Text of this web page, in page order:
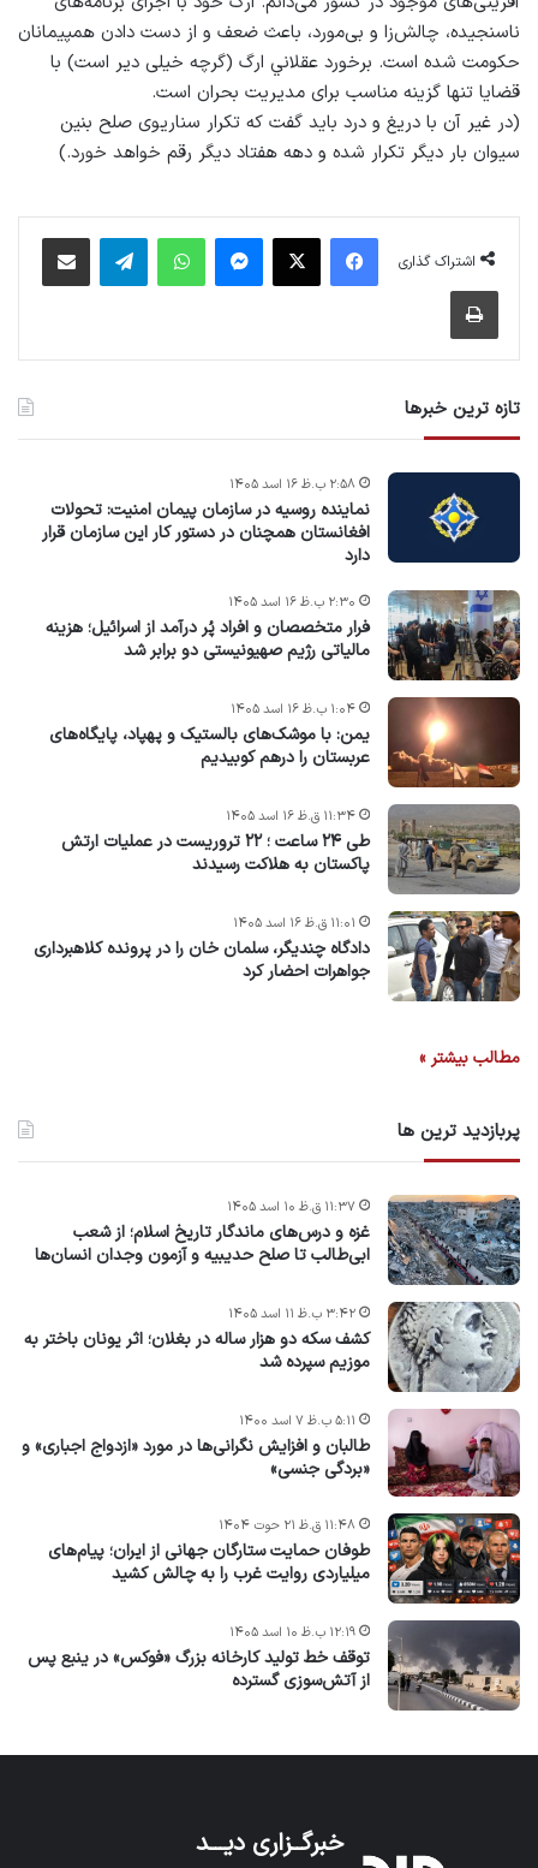
ناسنجیده، چالش‌زا و بی‌مورد، باعث ضعف و از دست دادن همپيمانان
حکومت شده است. برخورد عقلاني ارگ (گرچه خیلی دیر است) با
قضايا تنها گزينه مناسب برای مديريت بحران است.
(در غیر آن با دریغ و درد باید گفت که تکرار سناریوی صلح بنین
سیوان بار دیگر تکرار شده و دهه هفتاد دیگر رقم خواهد خورد.)
اشتراک گذاری
فیس بوک X پیام رسان واتس آپ تلگرام اشتراک گذاری از طریق ایمیل
چاپ
تازه ترین خبرها
نماینده روسیه در سازمان پیمان امنیت: تحولات
افغانستان همچنان در دستور کار این سازمان قرار
دارد
۲:۵۸ ب.ظ ۱۶ اسد ۱۴۰۵
فرار متخصصان و افراد پُر درآمد از اسرائیل؛ هزینه
مالیاتی رژیم صهیونیستی دو برابر شد
۲:۳۰ ب.ظ ۱۶ اسد ۱۴۰۵
یمن: با موشک‌های بالستیک و پهپاد، پایگاه‌های
عربستان را درهم کوبیدیم
۱:۰۴ ب.ظ ۱۶ اسد ۱۴۰۵
طی ۲۴ ساعت ؛ ۲۲ تروریست در عملیات ارتش
پاکستان به هلاکت رسیدند
۱۱:۳۴ ق.ظ ۱۶ اسد ۱۴۰۵
دادگاه چندیگر، سلمان خان را در پرونده کلاهبرداری
جواهرات احضار کرد
۱۱:۰۱ ق.ظ ۱۶ اسد ۱۴۰۵
مطالب بیشتر »
پربازدید ترین ها
غزه و درس‌های ماندگار تاریخ اسلام؛ از شعب
ابی‌طالب تا صلح حدیبیه و آزمون وجدان انسان‌ها
۱۱:۳۷ ق.ظ ۱۰ اسد ۱۴۰۵
کشف سکه دو هزار ساله در بغلان؛ اثر یونان باختر به
موزیم سپرده شد
۳:۴۲ ب.ظ ۱۱ اسد ۱۴۰۵
طالبان و افزایش نگرانی‌ها در مورد «ازدواج اجباری» و
«بردگی جنسی»
۵:۱۱ ب.ظ ۷ اسد ۱۴۰۰
طوفان حمایت ستارگان جهانی از ایران؛ پیام‌های
میلیاردی روایت غرب را به چالش کشید
۱۱:۴۸ ق.ظ ۲۱ حوت ۱۴۰۴
توقف خط تولید کارخانه بزرگ «فوکس» در ینبع پس
از آتش‌سوزی گسترده
۱۲:۱۹ ب.ظ ۱۰ اسد ۱۴۰۵
خبرگــزاری دیـــد